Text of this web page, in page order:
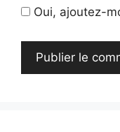
Oui, ajoutez-